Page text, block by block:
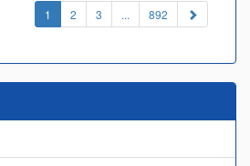
1 (current)
2 3 ... 892